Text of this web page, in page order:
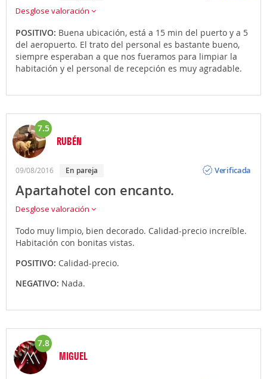
Desglose valoración
POSITIVO: Buena ubicación, está a 15 min del puerto y a 5
del aeropuerto. El trato del personal es bastante bueno,
siempre esperaban a que nos fueramos para limpiar la
habitación y el personal de recepción es muy agradable.
7.5
RUBÉN
09/08/2016 en pareja
Verificada
Apartahotel con encanto.
Desglose valoración
Todo muy limpio, bien decorado. Calidad-precio increíble.
Habitación con bonitas vistas.
POSITIVO: Calidad-precio.
NEGATIVO: Nada.
7.8
MIGUEL